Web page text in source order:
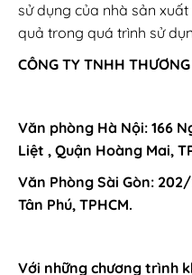
sử dụng của nhà sản
quả trong quá trình sử
CÔNG TY TNHH
Văn phòng Hà Nội: 166
Liệt , Quận Hoàng Mai,
Văn Phòng Sài Gòn: 202/
Tân Phú, TPHCM.
Với những chương trình